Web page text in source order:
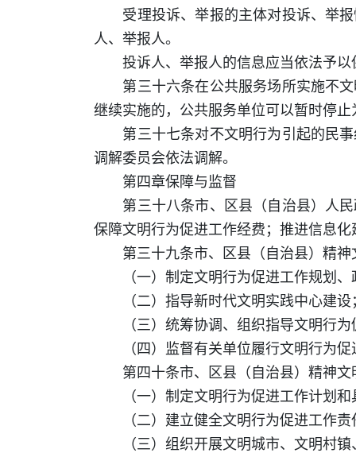
受理投诉、举报的主体对投诉、举报
人、举报人。
投诉人、举报人的信息应当依法予以
第三十六条在公共服务场所实施不文
继续实施的，公共服务单位可以暂时停
第三十七条对不文明行为引起的民事
调解委员会依法调解。
第四章保障与监督
第三十八条市、区县（自治县）人民
保障文明行为促进工作经费；推进信息
第三十九条市、区县（自治县）精神
（一）制定文明行为促进工作规划、
（二）指导新时代文明实践中心建设
（三）统筹协调、组织指导文明行为
（四）监督有关单位履行文明行为促
第四十条市、区县（自治县）精神文
（一）制定文明行为促进工作计划和
（二）建立健全文明行为促进工作责
（三）组织开展文明城市、文明村镇